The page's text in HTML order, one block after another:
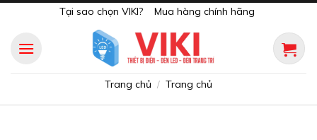
content
Tại sao chọn VIKI? Mua hàng chính hãng
Trang chủ / Trang chủ